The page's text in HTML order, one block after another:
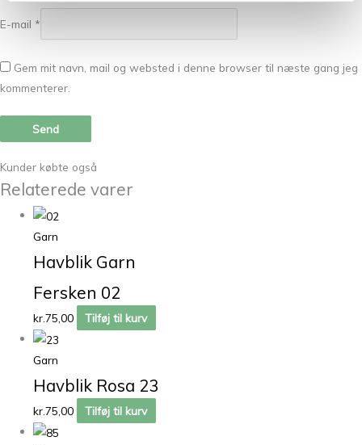
E-mail *
Gem mit navn, mail og websted i denne browser til næste gang jeg
kommenterer.
Kunder købte også
Relaterede varer
Garn
Havblik Garn
Fersken 02
kr.75,00 Tilføj til kurv
Garn
Havblik Rosa 23
kr.75,00 Tilføj til kurv